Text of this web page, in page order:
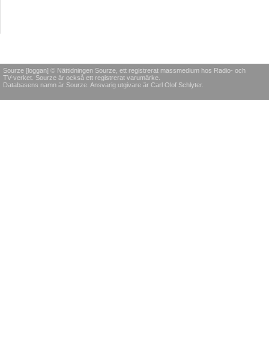
Sourze [loggan] © Nättidningen Sourze, ett registrerat massmedium hos Radio- och
TV-verket. Sourze är också ett registrerat varumärke.
Databasens namn är Sourze. Ansvarig utgivare är Carl Olof Schlyter.